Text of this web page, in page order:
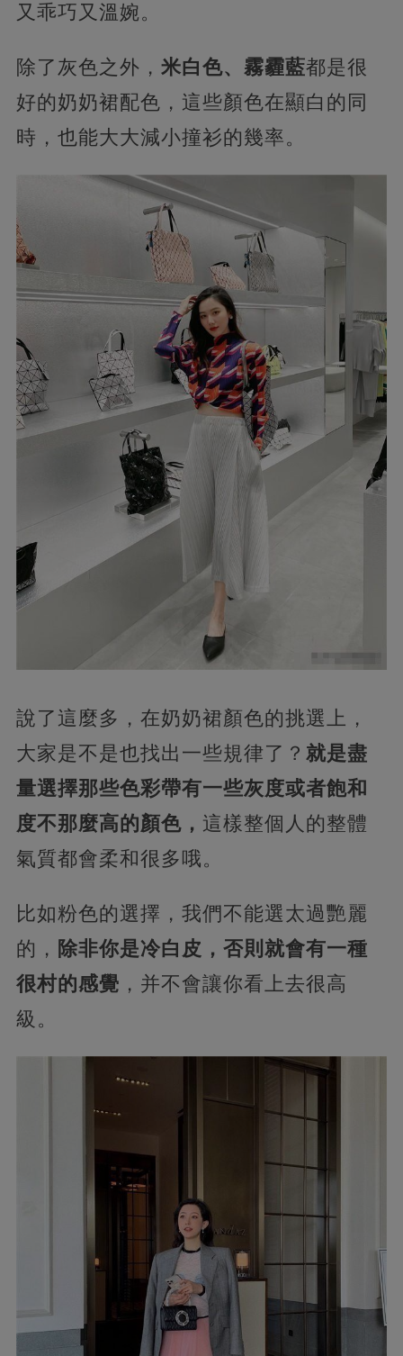
又乖巧又溫婉。
除了灰色之外， 米白色、霧霾藍都是很
好的奶奶裙配色，這些顏色在顯白的同
時，也能大大減小撞衫的幾率。
說了這麼多，在奶奶裙顏色的挑選上，
大家是不是也找出一些規律了？ 就是盡
量選擇那些色彩帶有一些灰度或者飽和
度不那麼高的顏色， 這樣整個人的整體
氣質都會柔和很多哦。
比如粉色的選擇，我們不能選太過艷麗
的， 除非你是冷白皮，否則就會有一種
很村的感覺 ，并不會讓你看上去很高
級。